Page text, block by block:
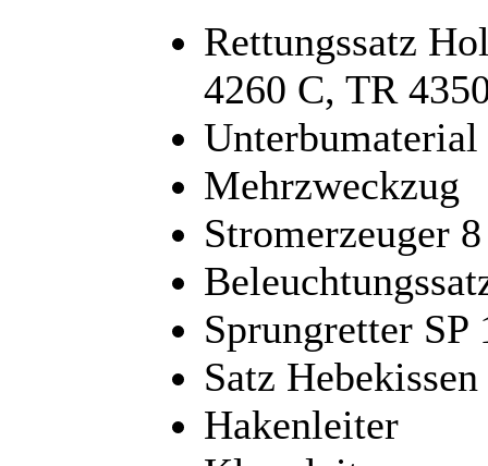
Rettungssatz
4260 C, TR
Unterbumaterial
Mehrzweckzug
Stromerzeuger
Sprungretter SP
Satz
Hakenleiter